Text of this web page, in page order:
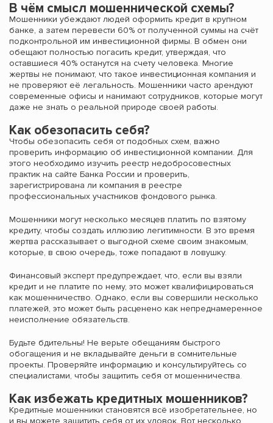
В чём смысл мошеннической схемы?
Мошенники убеждают людей оформить кредит в крупном
банке, а затем перевести 60% от полученной суммы на счёт
подконтрольной им инвестиционной фирмы. В обмен они
обещают полностью погасить кредит, утверждая, что
оставшиеся 40% останутся на счету человека. Многие
жертвы не понимают, что такое инвестиционная компания и
не проверяют её легальность. Мошенники часто арендуют
современные офисы и нанимают сотрудников, которые могут
даже не знать о реальной природе своей работы.
Как обезопасить себя?
Чтобы обезопасить себя от подобных схем, важно
проверить информацию об инвестиционной компании. Для
этого необходимо изучить реестр недобросовестных
практик на сайте Банка России и проверить,
зарегистрирована ли компания в реестре
профессиональных участников фондового рынка.
Мошенники могут несколько месяцев платить по взятому
кредиту, чтобы создать иллюзию легитимности. В это время
жертва рассказывает о выгодной схеме своим знакомым,
которые, в свою очередь, тоже попадают в ловушку.
Финансовый эксперт предупреждает, что, если вы взяли
кредит и не платите по нему, это может квалифицироваться
как мошенничество. Однако, если вы совершили несколько
платежей, это может быть расценено как непреднамеренное
неисполнение обязательств.
Будьте бдительны! Не верьте обещаниям быстрого
обогащения и не вкладывайте деньги в сомнительные
проекты. Проверяйте информацию и консультируйтесь со
специалистами, чтобы защитить себя от мошенничества.
Как избежать кредитных мошенников?
Кредитные мошенники становятся всё изобретательнее, но
и вы можете защитить себя от их уловок. Вот несколько